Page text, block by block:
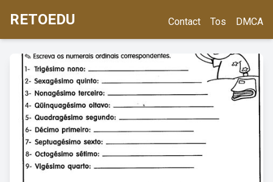
RETOEDU Contact Tos DMCA